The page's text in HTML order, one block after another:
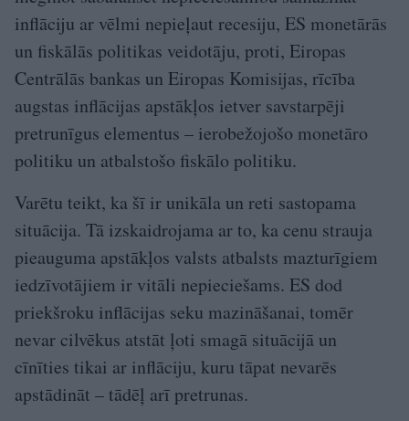
inflāciju ar vēlmi nepieļaut recesiju, ES monetārās
un fiskālās politikas veidotāju, proti, Eiropas
Centrālās bankas un Eiropas Komisijas, rīcība
augstas inflācijas apstākļos ietver savstarpēji
pretrunīgus elementus – ierobežojošo monetāro
politiku un atbalstošo fiskālo politiku.
Varētu teikt, ka šī ir unikāla un reti sastopama
situācija. Tā izskaidrojama ar to, ka cenu strauja
pieauguma apstākļos valsts atbalsts mazturīgiem
iedzīvotājiem ir vitāli nepieciešams. ES dod
priekšroku inflācijas seku mazināšanai, tomēr
nevar cilvēkus atstāt ļoti smagā situācijā un
cīnīties tikai ar inflāciju, kuru tāpat nevarēs
apstādināt – tādēļ arī pretrunas.